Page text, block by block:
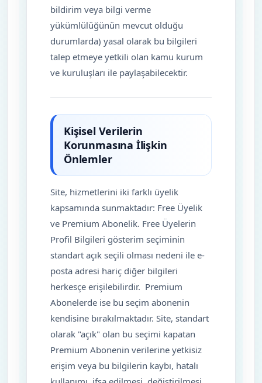
bildirim veya bilgi verme
yükümlülüğünün mevcut olduğu
durumlarda) yasal olarak bu bilgileri
talep etmeye yetkili olan kamu kurum
ve kuruluşları ile paylaşabilecektir.
Kişisel Verilerin
Korunmasına İlişkin
Önlemler
Site, hizmetlerini iki farklı üyelik
kapsamında sunmaktadır: Free Üyelik
ve Premium Abonelik. Free Üyelerin
Profil Bilgileri gösterim seçiminin
standart açık seçili olması nedeni ile e-
posta adresi hariç diğer bilgileri
herkesçe erişilebilirdir. Premium
Abonelerde ise bu seçim abonenin
kendisine bırakılmaktadır. Site, standart
olarak "açık" olan bu seçimi kapatan
Premium Abonenin verilerine yetkisiz
erişim veya bu bilgilerin kaybı, hatalı